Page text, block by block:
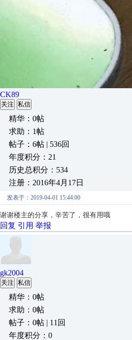
CK89
关注 私信
精华：0帖
求助：1帖
帖子：6帖 | 536回
年度积分：21
历史总积分：534
注册：2016年4月17日
发表于：2019-04-01 15:44:00
谢谢楼主的分享，辛苦了，很有用哦
回复 引用 举报
gk2004
关注 私信
精华：0帖
求助：0帖
帖子：0帖 | 11回
年度积分：0